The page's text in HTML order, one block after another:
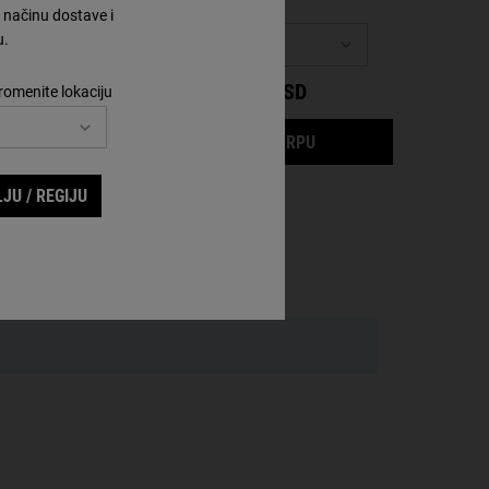
3 200,00 RSD
DODAJTE U KORPU
dostave i
lokaciju
/ REGIJU